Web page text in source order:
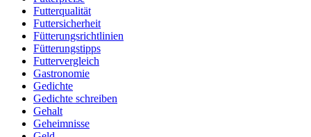
Futterqualität
Futtersicherheit
Fütterungsrichtlinien
Fütterungstipps
Futtervergleich
Gastronomie
Gedichte
Gedichte schreiben
Gehalt
Geheimnisse